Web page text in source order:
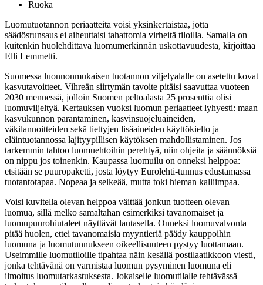
Ruoka
Luomutuotannon periaatteita voisi yksinkertaistaa, jotta
säädösrunsaus ei aiheuttaisi tahattomia virheitä tiloilla. Samalla on
kuitenkin huolehdittava luomumerkinnän uskottavuudesta, kirjoittaa
Elli Lemmetti.
Suomessa luonnonmukaisen tuotannon viljelyalalle on asetettu kovat
kasvutavoitteet. Vihreän siirtymän tavoite pitäisi saavuttaa vuoteen
2030 mennessä, jolloin Suomen peltoalasta 25 prosenttia olisi
luomuviljeltyä. Kertauksen vuoksi luomun periaatteet lyhyesti: maan
kasvukunnon parantaminen, kasvinsuojeluaineiden,
väkilannoitteiden sekä tiettyjen lisäaineiden käyttökielto ja
eläintuotannossa lajityypillisen käytöksen mahdollistaminen. Jos
tarkemmin tahtoo luomuehtoihin perehtyä, niin ohjeita ja säännöksiä
on nippu jos toinenkin. Kaupassa luomuilu on onneksi helppoa:
etsitään se puuropaketti, josta löytyy Eurolehti-tunnus edustamassa
tuotantotapaa. Nopeaa ja selkeää, mutta toki hieman kalliimpaa.
Voisi kuvitella olevan helppoa väittää jonkun tuotteen olevan
luomua, sillä melko samaltahan esimerkiksi tavanomaiset ja
luomupuurohiutaleet näyttävät lautasella. Onneksi luomuvalvonta
pitää huolen, ettei tavanomaisia myyntieriä päädy kauppoihin
luomuna ja luomutunnukseen oikeellisuuteen pystyy luottamaan.
Useimmille luomutiloille tipahtaa näin kesällä postilaatikkoon viesti,
jonka tehtävänä on varmistaa luomun pysyminen luomuna eli
ilmoitus luomutarkastuksesta. Jokaiselle luomutilalle tehtävässä